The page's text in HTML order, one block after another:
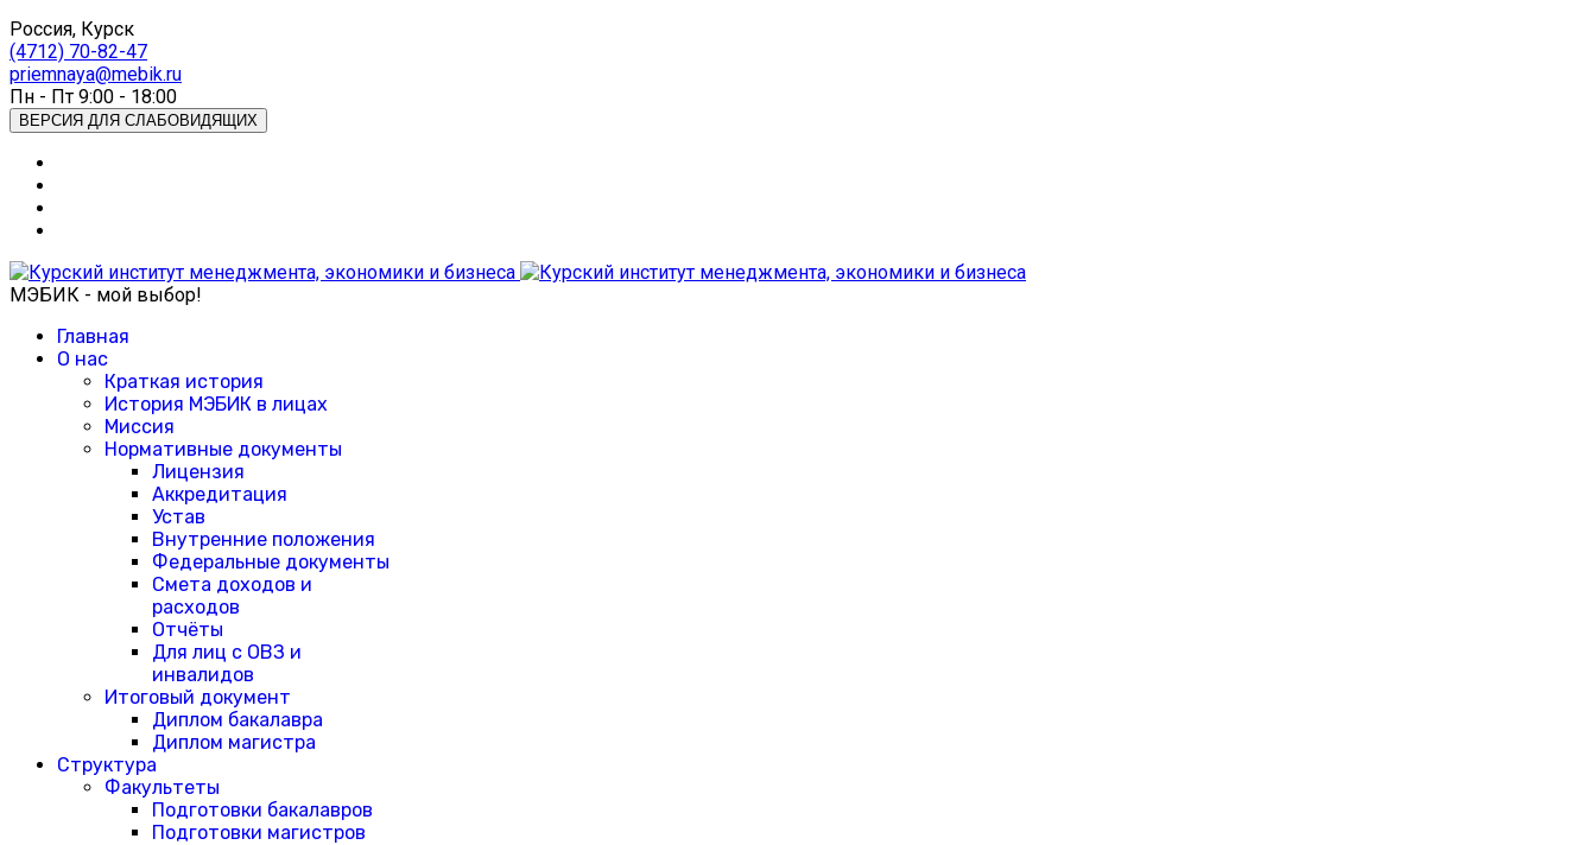
Россия, Курск
(4712) 70-82-47
priemnaya@mebik.ru
Пн - Пт 9:00 - 18:00
ВЕРСИЯ ДЛЯ СЛАБОВИДЯЩИХ
МЭБИК - мой выбор!
Главная
О нас
Краткая история
История МЭБИК в лицах
Миссия
Нормативные документы
Лицензия
Аккредитация
Устав
Внутренние положения
Федеральные документы
Смета доходов и
расходов
Отчёты
Для лиц с ОВЗ и
инвалидов
Итоговый документ
Диплом бакалавра
Диплом магистра
Структура
Факультеты
Подготовки бакалавров
Подготовки магистров